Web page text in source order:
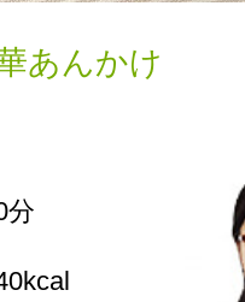
あんかけ
分